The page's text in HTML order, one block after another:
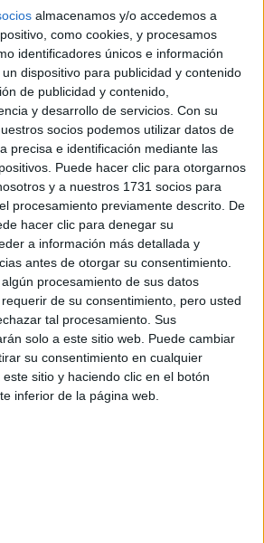
almacenamos y/o accedemos a
como cookies, y procesamos
identificadores únicos e información
dispositivo para publicidad y contenido
de publicidad y contenido,
y desarrollo de servicios. Con su
socios podemos utilizar datos de
precisa e identificación mediante las
Puede hacer clic para otorgarnos
y a nuestros 1731 socios para
procesamiento previamente descrito. De
hacer clic para denegar su
a información más detallada y
antes de otorgar su consentimiento.
procesamiento de sus datos
de su consentimiento, pero usted
tal procesamiento. Sus
solo a este sitio web. Puede cambiar
su consentimiento en cualquier
sitio y haciendo clic en el botón
inferior de la página web.
(o terminaste) bachillerato o FP?
*
de Uso
y Condicionesde uso*